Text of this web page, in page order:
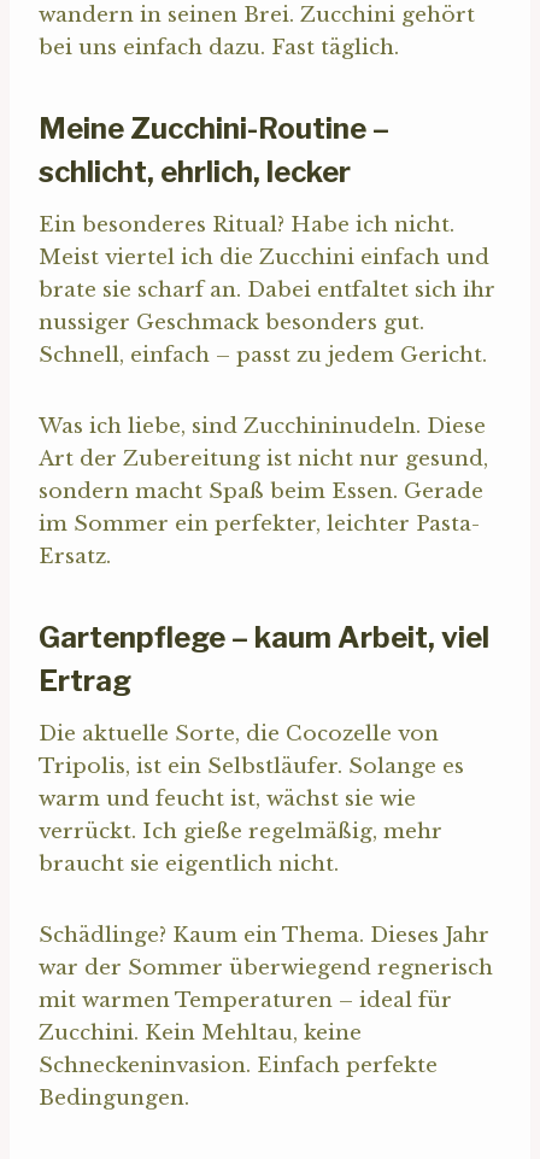
wandern in seinen Brei. Zucchini gehört
bei uns einfach dazu. Fast täglich.
Meine Zucchini-Routine –
schlicht, ehrlich, lecker
Ein besonderes Ritual? Habe ich nicht.
Meist viertel ich die Zucchini einfach und
brate sie scharf an. Dabei entfaltet sich ihr
nussiger Geschmack besonders gut.
Schnell, einfach – passt zu jedem Gericht.
Was ich liebe, sind Zucchininudeln. Diese
Art der Zubereitung ist nicht nur gesund,
sondern macht Spaß beim Essen. Gerade
im Sommer ein perfekter, leichter Pasta-
Ersatz.
Gartenpflege – kaum Arbeit, viel
Ertrag
Die aktuelle Sorte, die Cocozelle von
Tripolis, ist ein Selbstläufer. Solange es
warm und feucht ist, wächst sie wie
verrückt. Ich gieße regelmäßig, mehr
braucht sie eigentlich nicht.
Schädlinge? Kaum ein Thema. Dieses Jahr
war der Sommer überwiegend regnerisch
mit warmen Temperaturen – ideal für
Zucchini. Kein Mehltau, keine
Schneckeninvasion. Einfach perfekte
Bedingungen.